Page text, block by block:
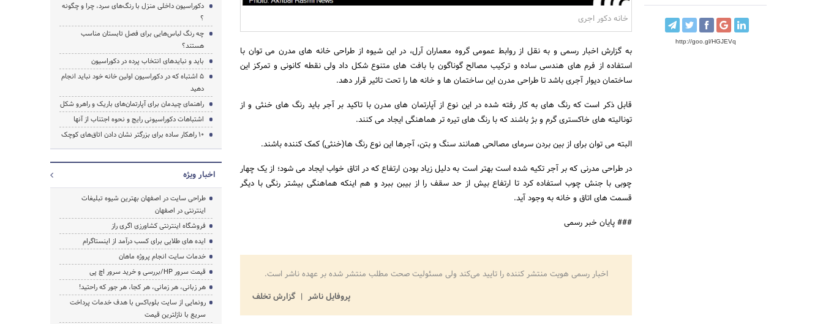
http://goo.gl/HGJEVq
خانه دکور اجری
به گزارش اخبار رسمی و به نقل از روابط عمومی گروه معماران آرل، در این شیوه از طراحی خانه های مدرن می توان با
استفاده از فرم های هندسی ساده و ترکیب مصالح گوناگون با بافت های متنوع شکل داد ولی نقطه کانونی و تمرکز این
ساختمان دیوار آجری باشد تا طراحی مدرن این ساختمان ها و خانه ها را تحت تاثیر قرار دهد.
قابل ذکر است که رنگ های به کار رفته شده در این نوع از آپارتمان های مدرن با تاکید بر آجر باید رنگ های خنثی و از
تونالیته های خاکستری گرم و بژ باشند که با رنگ های تیره تر هماهنگی ایجاد می کنند.
البته می توان برای از بین بردن سرمای مصالحی همانند سنگ و بتن، آجرها این نوع رنگ ها(خنثی) کمک کننده باشند.
در طراحی مدرنی که بر آجر تکیه شده است بهتر است به دلیل زیاد بودن ارتفاع که در اتاق خواب ایجاد می شود؛ از یک چهار
چوبی با جنش چوب استفاده کرد تا ارتفاع بیش از حد سقف را از بیبن ببرد و هم اینکه هماهنگی بیشتر رنگی با دیگر
قسمت های اتاق و خانه به وجود آید.
### پایان خبر رسمی
اخبار رسمی هویت منتشر کننده را تایید می‌کند ولی مسئولیت صحت مطلب منتشر شده بر عهده ناشر است.
پروفایل ناشر
گزارش تخلف
دکوراسیون داخلی منزل با رنگ‌های سرد، چرا و چگونه
؟
چه رنگ لباس‌هایی برای فصل تابستان مناسب
هستند؟
باید و نبایدهای انتخاب پرده در دکوراسیون
۵ اشتباه که در دکوراسیون اولین خانه خود نباید انجام
دهید
راهنمای چیدمان برای آپارتمان‌های باریک و راهرو شکل
اشتباهات دکوراسیونی رایج و نحوه اجتناب از آنها
۱۰ راهکار ساده برای بزرگتر نشان دادن اتاق‌های کوچک
اخبار ویژه
طراحی سایت در اصفهان بهترین شیوه تبلیغات
اینترنتی در اصفهان
فروشگاه اینترنتی کشاورزی اگری راز
ایده های طلایی برای کسب درآمد از اینستاگرام
خدمات سایت انجام پروژه ماهان
قیمت سرور HP/بررسی و خرید سرور اچ پی
هر زبانی، هر زمانی، هر کجا، هر جور که راحتید!
رونمایی از سایت بلوباکس با هدف خدمات پرداخت
سریع با نازلترین قیمت